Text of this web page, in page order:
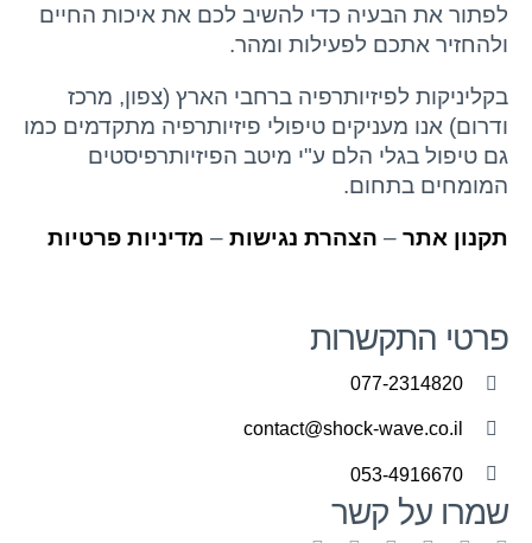
לפתור את הבעיה כדי להשיב לכם את איכות החיים
ולהחזיר אתכם לפעילות ומהר.
בקליניקות לפיזיותרפיה ברחבי הארץ (צפון, מרכז
ודרום) אנו מעניקים טיפולי פיזיותרפיה מתקדמים כמו
גם טיפול בגלי הלם ע"י מיטב הפיזיותרפיסטים
המומחים בתחום.
תקנון אתר– הצהרת נגישות– מדיניות פרטיות
פרטי התקשרות
077-2314820
contact@shock-wave.co.il
053-4916670
שמרו על קשר